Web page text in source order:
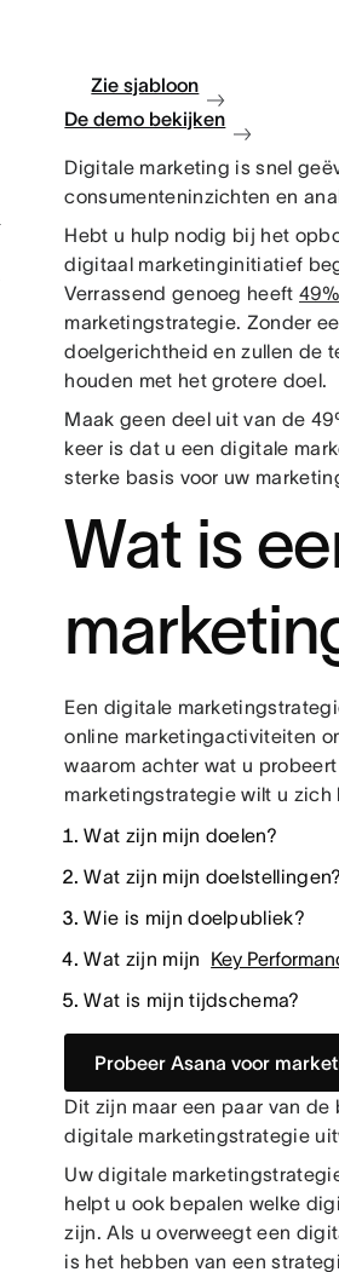
Zie sjabloon
De demo bekijken
Digitale marketing is snel
consumenteninzichten en
Hebt u hulp nodig bij het
digitaal marketinginitiatief
Verrassend genoeg heeft
marketingstrategie. Zonder
doelgerichtheid en zullen de
houden met het grotere doel.
Maak geen deel uit van de
keer is dat u een digitale
sterke basis voor uw
Wat is
Een digitale
online marketingactiviteiten
waarom achter wat u
marketingstrategie wilt u
Wat zijn mijn doelen?
Wat zijn mijn doelstellingen?
Wie is mijn doelpubliek?
Wat zijn mijn Key
Wat is mijn tijdschema?
Probeer Asana voor
Dit zijn maar een paar van
digitale marketingstrategie
Uw digitale
helpt u ook bepalen welke
zijn. Als u overweegt een
is het hebben van een